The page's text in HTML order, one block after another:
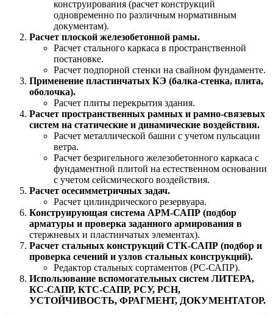
конструирования (расчет конструкций
одновременно по различным нормативным
документам).
Расчет плоской железобетонной рамы.
Расчет стального каркаса в пространственной
постановке.
Расчет подпорной стенки на свайном фундаменте.
Применение пластинчатых КЭ (балка-стенка, плита,
оболочка).
Расчет плиты перекрытия здания.
Расчет пространственных рамных и рамно-связевых
систем на статические и динамические воздействия.
Расчет металлической башни с учетом пульсации
ветра.
Расчет безригельного железобетонного каркаса с
фундаментной плитой на естественном основании
с учетом сейсмического воздействия.
Расчет осесимметричных задач.
Расчет цилиндрического резервуара.
Конструирующая система АРМ-САПР (подбор
арматуры и проверка заданного армирования в
стержневых и пластинчатых элементах).
Расчет стальных конструкций СТК-САПР (подбор и
проверка сечений и узлов стальных конструкций).
Редактор стальных сортаментов (РС-САПР).
Использование вспомогательных систем ЛИТЕРА,
КС-САПР, КТС-САПР, РСУ, РСН,
УСТОЙЧИВОСТЬ, ФРАГМЕНТ, ДОКУМЕНТАТОР.